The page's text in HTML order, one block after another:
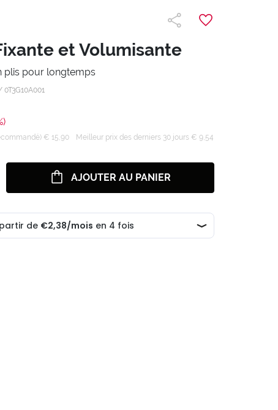
et Volumisante
plis pour longtemps
0T3G10A001
€ 15,90 Meilleur prix des derniers 30 jours € 9,54
AJOUTER AU PANIER